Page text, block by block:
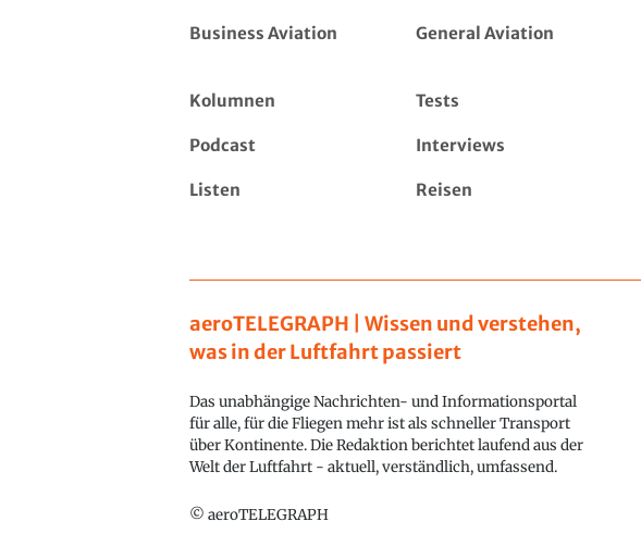
Business Aviation General Aviation
Kolumnen Tests
Podcast Interviews
Listen Reisen
aeroTELEGRAPH | Wissen und verstehen,
was in der Luftfahrt passiert
Das unabhängige Nachrichten- und Informationsportal
für alle, für die Fliegen mehr ist als schneller Transport
über Kontinente. Die Redaktion berichtet laufend aus der
Welt der Luftfahrt - aktuell, verständlich, umfassend.
© aeroTELEGRAPH